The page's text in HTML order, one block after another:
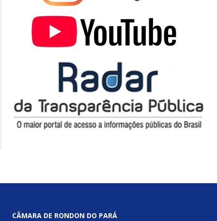
CÂMARA DE RONDON DO PARÁ